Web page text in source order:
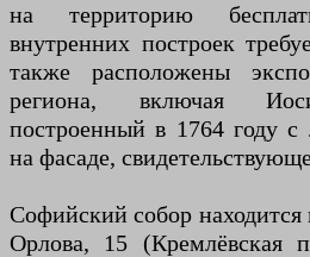
на территорию
внутренних построек
также расположены
региона, включая
построенный в 1764 году с
на фасаде,
Софийский собор находится
Орлова, 15 (Кремлёвская